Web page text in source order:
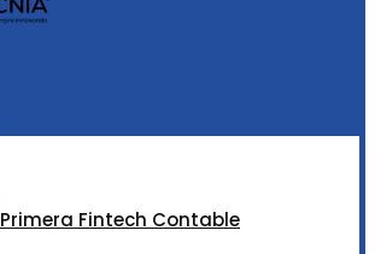
Primera Fintech Contable